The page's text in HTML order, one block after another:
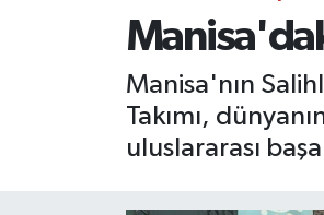
Manisa'nın
Takımı,
uluslararası
RESMİ İLAN
BİLİM VE TEKNOLOJİ
RESMİ İLAN